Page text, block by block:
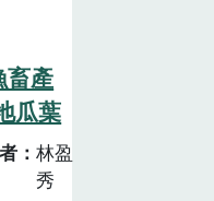
畜產
瓜葉
林盈
秀